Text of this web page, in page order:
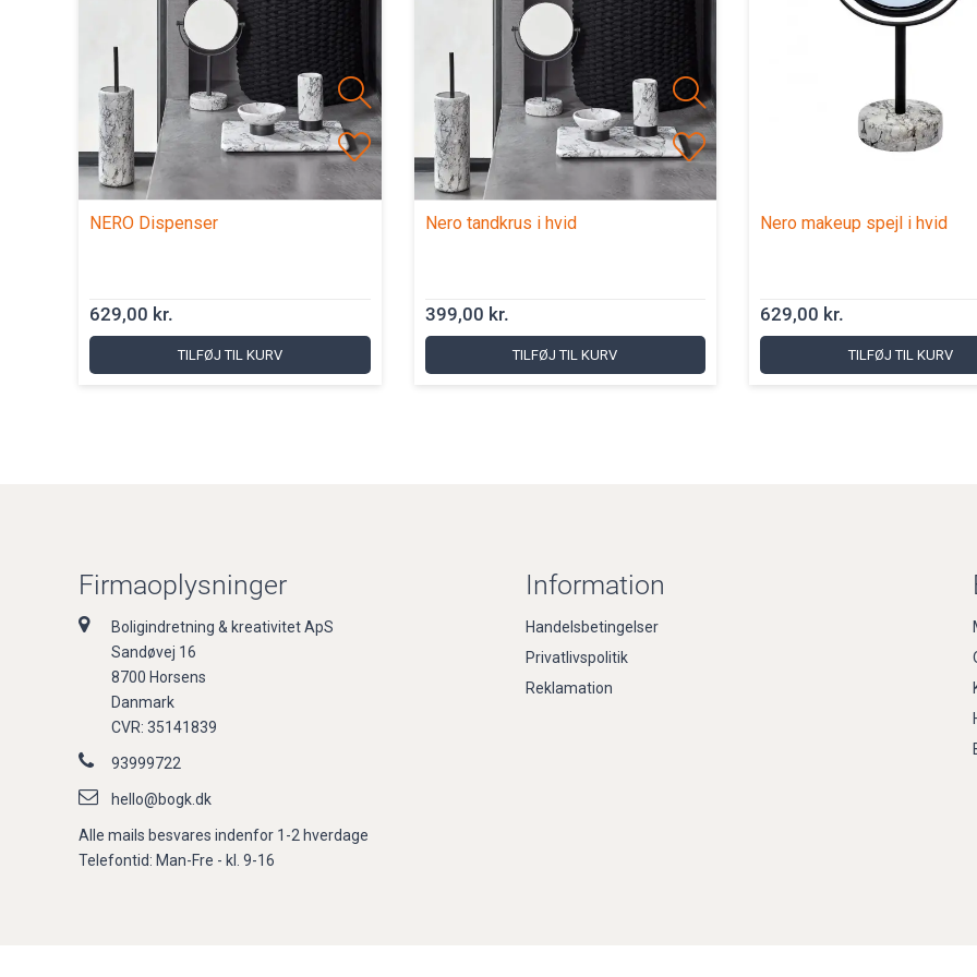
NERO Dispenser
629,00 kr.
TILFØJ TIL KURV
Nero tandkrus i hvid
399,00 kr.
TILFØJ TIL KURV
Nero makeup spejl i hvid
629,00 kr.
TILFØJ TIL KURV
Firmaoplysninger
Boligindretning & kreativitet ApS
Sandøvej 16
8700 Horsens
Danmark
CVR: 35141839
93999722
hello@bogk.dk
Alle mails besvares indenfor 1-2 hverdage
Telefontid: Man-Fre - kl. 9-16
Information
Handelsbetingelser
Privatlivspolitik
Reklamation